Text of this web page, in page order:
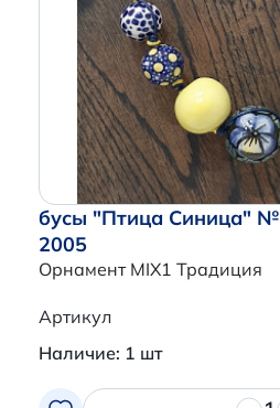
бусы "Птица Синица" №
2005
Орнамент MIX1 Традиция
Артикул
Наличие: 1 шт